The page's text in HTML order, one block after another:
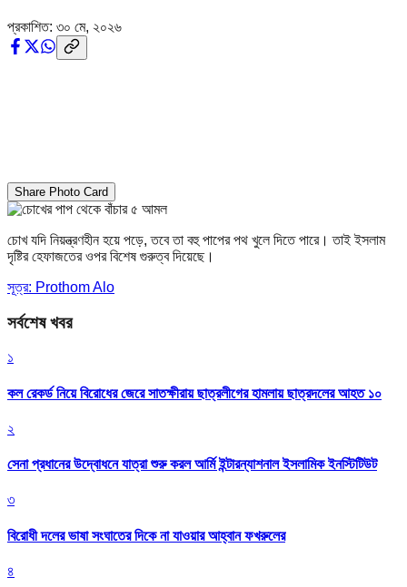
প্রকাশিত: ৩০ মে, ২০২৬
Share Photo Card
চোখ যদি নিয়ন্ত্রণহীন হয়ে পড়ে, তবে তা বহু পাপের পথ খুলে দিতে পারে। তাই ইসলাম
দৃষ্টির হেফাজতের ওপর বিশেষ গুরুত্ব দিয়েছে।
সূত্র: Prothom Alo
সর্বশেষ খবর
১
কল রেকর্ড নিয়ে বিরোধের জেরে সাতক্ষীরায় ছাত্রলীগের হামলায় ছাত্রদলের আহত ১০
২
সেনা প্রধানের উদ্বোধনে যাত্রা শুরু করল আর্মি ইন্টারন্যাশনাল ইসলামিক ইনস্টিটিউট
৩
বিরোধী দলের ভাষা সংঘাতের দিকে না যাওয়ার আহ্বান ফখরুলের
৪